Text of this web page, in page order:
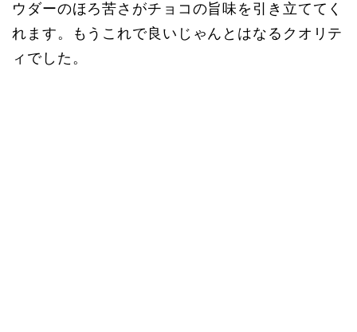
ウダーのほろ苦さがチョコの旨味を引き立ててく
れます。もうこれで良いじゃんとはなるクオリテ
ィでした。